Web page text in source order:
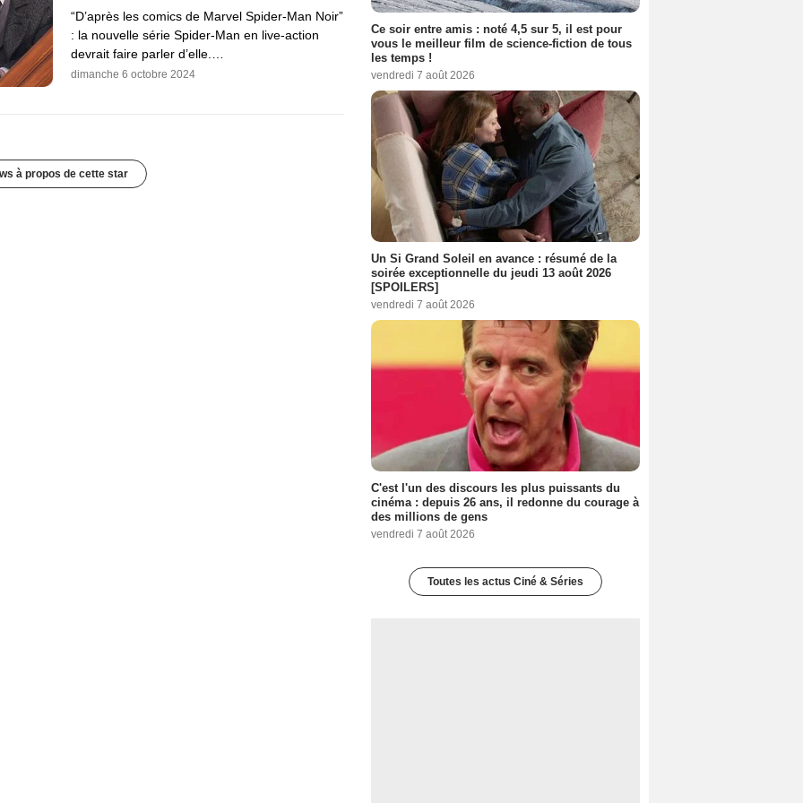
“D’après les comics de Marvel Spider-Man Noir”
: la nouvelle série Spider-Man en live-action
devrait faire parler d’elle.…
dimanche 6 octobre 2024
à propos de cette star
Ce soir entre amis : noté 4,5 sur 5, il est pour
vous le meilleur film de science-fiction de tous
les temps !
vendredi 7 août 2026
Un Si Grand Soleil en avance : résumé de la
soirée exceptionnelle du jeudi 13 août 2026
[SPOILERS]
vendredi 7 août 2026
C'est l'un des discours les plus puissants du
cinéma : depuis 26 ans, il redonne du courage à
des millions de gens
vendredi 7 août 2026
Toutes les actus Ciné & Séries